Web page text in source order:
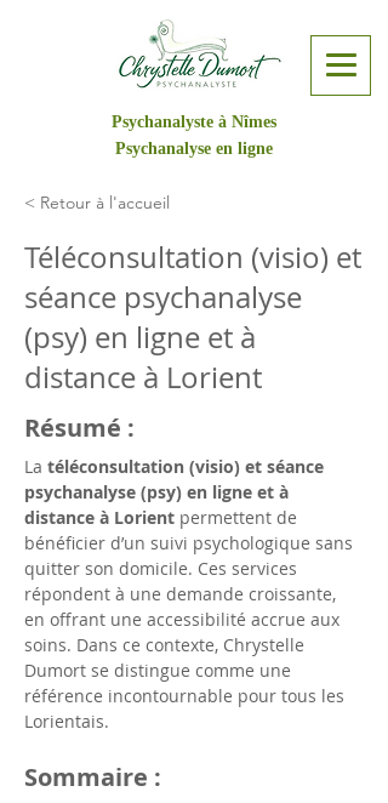
Psychanalyste à Nîmes
Psychanalyse en ligne
< Retour à l'accueil
Téléconsultation (visio) et
séance psychanalyse
(psy) en ligne et à
distance à Lorient
Résumé :
La téléconsultation (visio) et séance
psychanalyse (psy) en ligne et à
distance à Lorient permettent de
bénéficier d’un suivi psychologique sans
quitter son domicile. Ces services
répondent à une demande croissante,
en offrant une accessibilité accrue aux
soins. Dans ce contexte, Chrystelle
Dumort se distingue comme une
référence incontournable pour tous les
Lorientais.
Sommaire :